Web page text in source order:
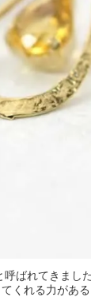
ばれてきました
くれる力があ